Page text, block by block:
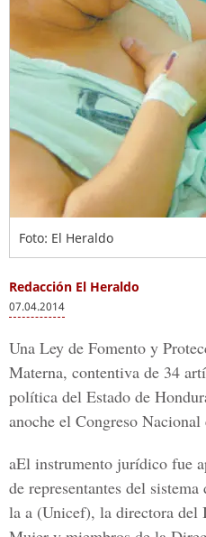
Foto: El Heraldo
Redacción El Heraldo
07.04.2014
Una Ley de Fomento y
Materna, contentiva de 34
política del Estado de
anoche el Congreso
aEl instrumento jurídico fue
de representantes del
la a (Unicef), la directora del